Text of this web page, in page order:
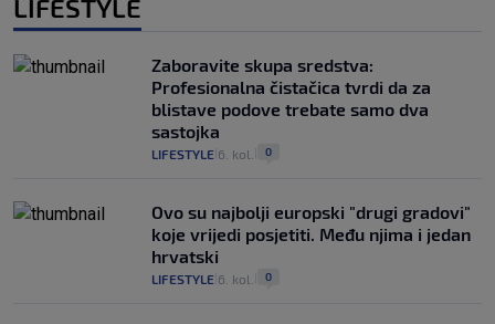
LIFESTYLE
Zaboravite skupa sredstva:
Profesionalna čistačica tvrdi da za
blistave podove trebate samo dva
sastojka
LIFESTYLE 6. kol. 0
Ovo su najbolji europski "drugi gradovi"
koje vrijedi posjetiti. Među njima i jedan
hrvatski
LIFESTYLE 6. kol. 0